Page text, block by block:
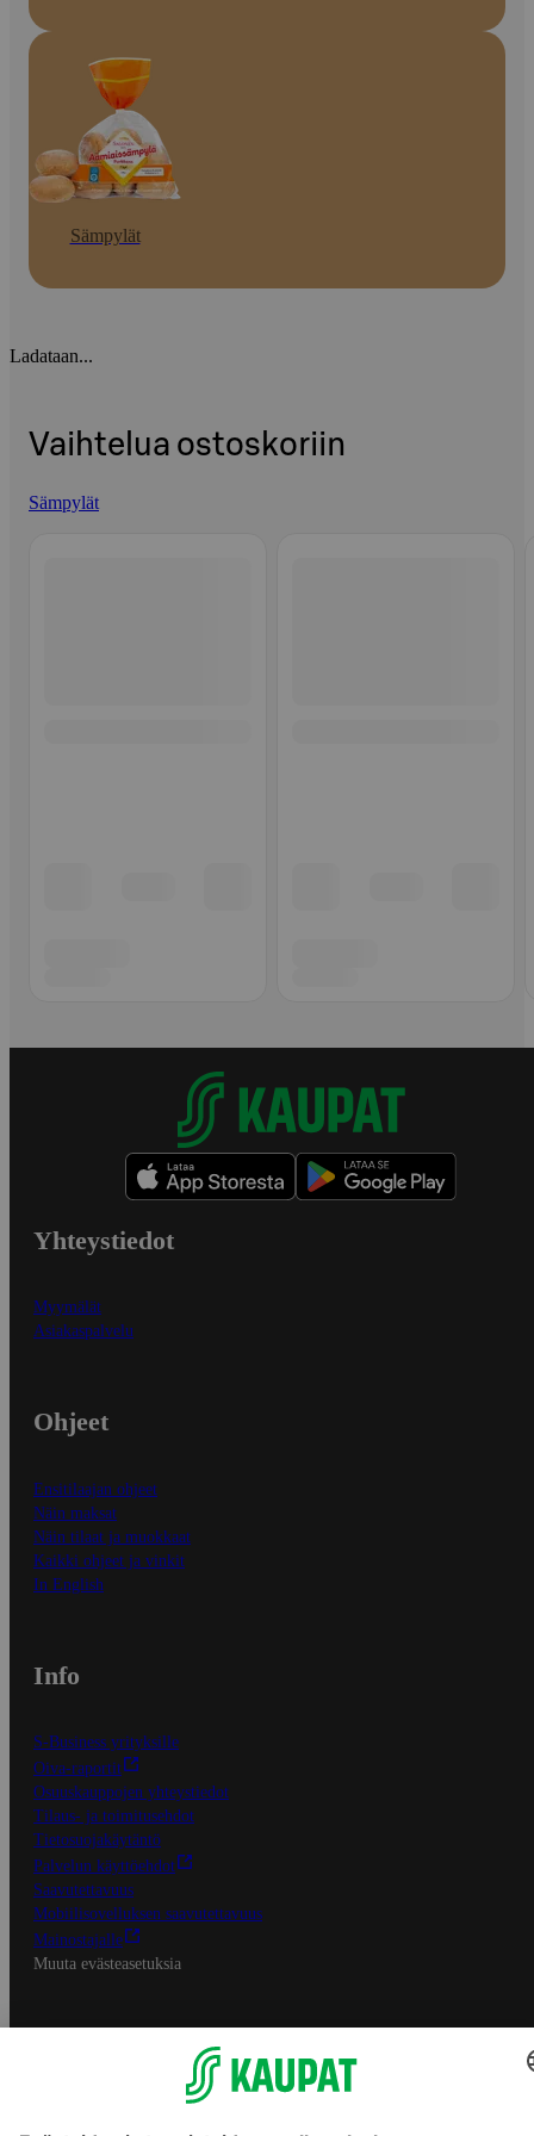
Sämpylät
Ladataan...
Vaihtelua ostoskoriin
Sämpylät
Yhteystiedot
Myymälät
Asiakaspalvelu
Ohjeet
Ensitilaajan ohjeet
Näin maksat
Näin tilaat ja muokkaat
Kaikki ohjeet ja vinkit
In English
Info
S-Business yrityksille
Oiva-raportit
Osuuskauppojen yhteystiedot
Tilaus- ja toimitusehdot
Tietosuojakäytäntö
Palvelun käyttöehdot
Saavutettavuus
Mobiilisovelluksen saavutettavuus
Mainostajalle
Muuta evästeasetuksia
S-ryhmän palvelut